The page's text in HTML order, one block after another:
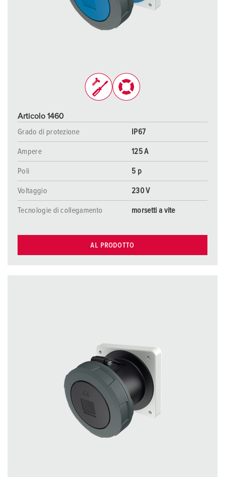
Articolo 1460
Grado di protezione
IP67
Ampere 125 A
Poli 5 p
Voltaggio 230 V
Tecnologie di collegamento morsetti a vite
AL PRODOTTO